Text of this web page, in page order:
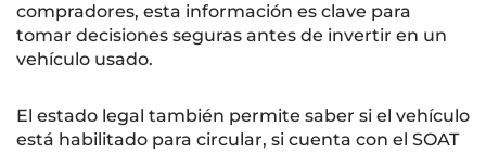
compradores, esta información es clave para
tomar decisiones seguras antes de invertir en un
vehículo usado.
El estado legal también permite saber si el vehículo
está habilitado para circular, si cuenta con el SOAT